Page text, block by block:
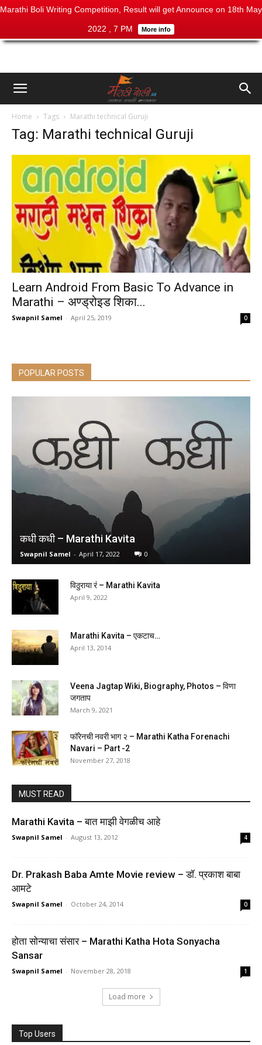
Marathi Boli Writing Competition, Result will get Announce on 18th May
2022 , 7 PM More info
Home Tags Marathi technical Guruji
Tag: Marathi technical Guruji
Learn Android From Basic To Advance in
Marathi – अण्ड्रोइड शिका...
Swapnil Samel - April 25, 2019 0
POPULAR POSTS
कधी कधी – Marathi Kavita
Swapnil Samel - April 17, 2022 0
विठुराया रं – Marathi Kavita
April 9, 2022
Marathi Kavita – एकटाच…
April 13, 2014
Veena Jagtap Wiki, Biography, Photos – विणा
जगताप
March 9, 2021
फॉरेनची नवरी भाग २ – Marathi Katha Forenachi
Navari – Part -2
November 27, 2018
MUST READ
Marathi Kavita – बात माझी वेगळीच आहे
Swapnil Samel - August 13, 2012 4
Dr. Prakash Baba Amte Movie review – डॉ. प्रकाश बाबा
आमटे
Swapnil Samel - October 24, 2014 0
होता सोन्याचा संसार – Marathi Katha Hota Sonyacha
Sansar
Swapnil Samel - November 28, 2018 1
Load more
Top Users